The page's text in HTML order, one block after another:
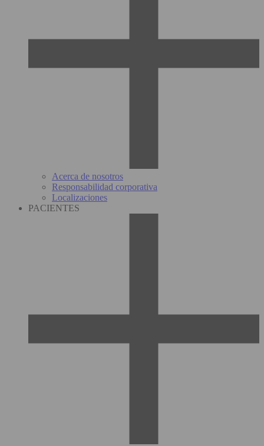
Acerca de nosotros
Responsabilidad corporativa
Localizaciones
PACIENTES